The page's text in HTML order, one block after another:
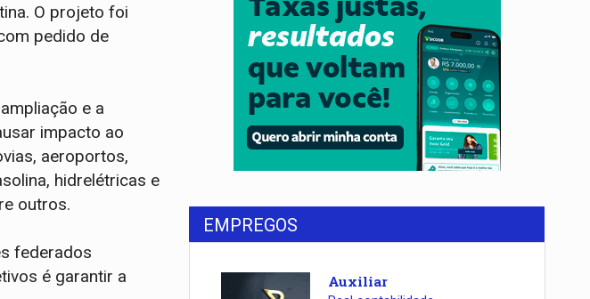
O projeto foi
pedido de
e a
impacto ao
aeroportos,
hidrelétricas e
outros.
federados
é garantir a
EMPREGOS
Auxiliar